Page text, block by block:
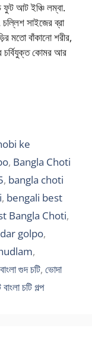
আট ইঞ্চি লম্বা.
সাইজের ব্রা
মতো বাঁকানো শরীর,
চর্বিযুক্ত কোমর আর
ke
, Bangla Choti
, bangla choti
, bengali best
Bangla Choti,
golpo,
,
বাংলা গুদ চটি, ভোদা
চটি গল্প